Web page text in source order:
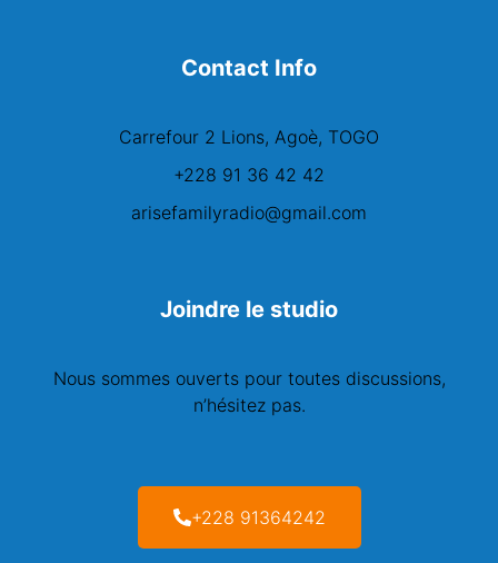
Contact Info
Carrefour 2 Lions, Agoè, TOGO
+228 91 36 42 42
arisefamilyradio@gmail.com
Joindre le studio
Nous sommes ouverts pour toutes discussions,
n’hésitez pas.
+228 91364242